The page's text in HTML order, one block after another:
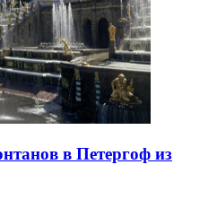
в Петергоф из